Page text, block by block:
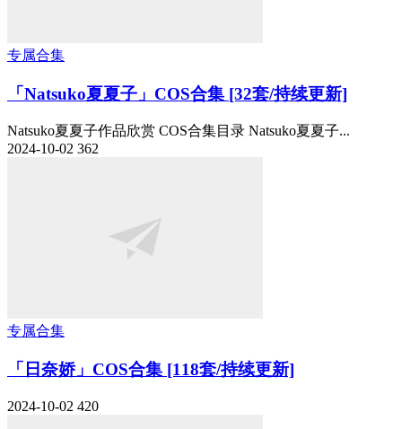
专属合集
「Natsuko夏夏子」COS合集 [32套/持续更新]
Natsuko夏夏子作品欣赏 COS合集目录 Natsuko夏夏子...
2024-10-02 362
专属合集
「日奈娇」COS合集 [118套/持续更新]
2024-10-02 420